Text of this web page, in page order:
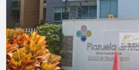
VER